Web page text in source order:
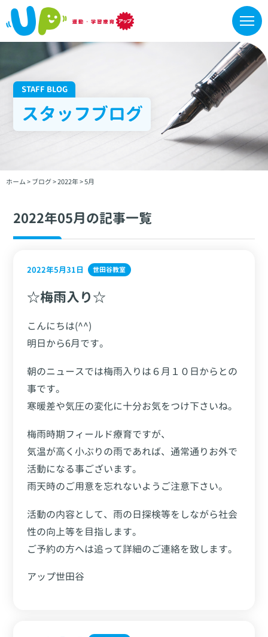
STAFF BLOG
スタッフブログ
ホーム > ブログ>2022年>5月
2022年05月の記事一覧
2022年5月31日 世田谷教室
☆梅雨入り☆
こんにちは(^^)
明日から6月です。
朝のニュースでは梅雨入りは６月１０日からとの
事です。
寒暖差や気圧の変化に十分お気をつけ下さいね。
梅雨時期フィールド療育ですが、
気温が高く小ぶりの雨であれば、通常通りお外で
活動になる事ございます。
雨天時のご用意を忘れないようご注意下さい。
活動の内容として、雨の日探検等をしながら社会
性の向上等を目指します。
ご予約の方へは追って詳細のご連絡を致します。
アップ世田谷